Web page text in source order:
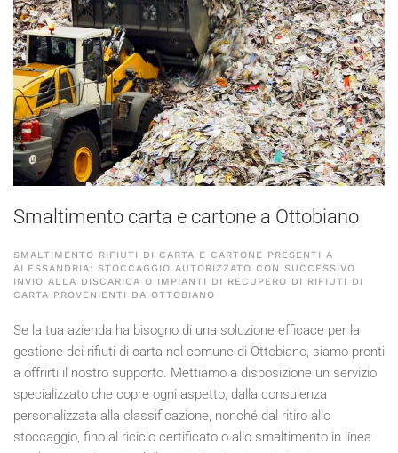
Smaltimento carta e cartone a Ottobiano
SMALTIMENTO RIFIUTI DI CARTA E CARTONE PRESENTI A
ALESSANDRIA: STOCCAGGIO AUTORIZZATO CON SUCCESSIVO
INVIO ALLA DISCARICA O IMPIANTI DI RECUPERO DI RIFIUTI DI
CARTA PROVENIENTI DA OTTOBIANO
Se la tua azienda ha bisogno di una soluzione efficace per la
gestione dei rifiuti di carta nel comune di Ottobiano, siamo pronti
a offrirti il nostro supporto. Mettiamo a disposizione un servizio
specializzato che copre ogni aspetto, dalla consulenza
personalizzata alla classificazione, nonché dal ritiro allo
stoccaggio, fino al riciclo certificato o allo smaltimento in linea